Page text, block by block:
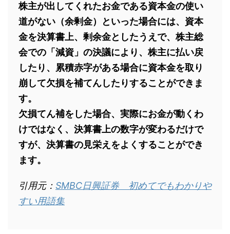
株主が出してくれたお金である資本金の使い
道がない（余剰金）といった場合には、資本
金を決算書上、剰余金としたうえで、株主総
会での「減資」の決議により、株主に払い戻
したり、累積赤字がある場合に資本金を取り
崩して欠損を補てんしたりすることができま
す。
欠損てん補をした場合、実際にお金が動くわ
けではなく、決算書上の数字が変わるだけで
すが、決算書の見栄えをよくすることができ
ます。
引用元： SMBC日興証券 初めてでもわかりや
すい用語集